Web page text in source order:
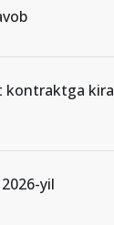
kontraktga kira
yil